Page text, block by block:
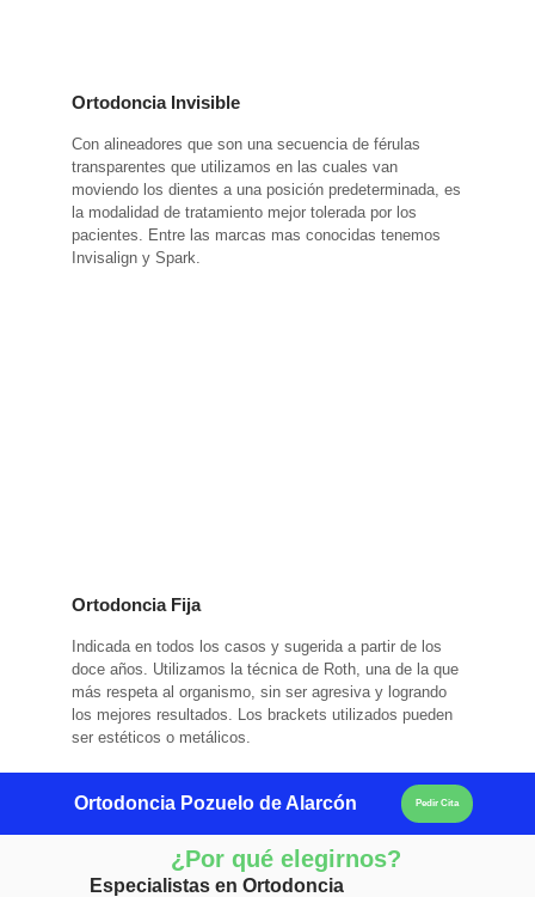
Ortodoncia Invisible
Con alineadores que son una secuencia de férulas
transparentes que utilizamos en las cuales van
moviendo los dientes a una posición predeterminada, es
la modalidad de tratamiento mejor tolerada por los
pacientes. Entre las marcas mas conocidas tenemos
Invisalign y Spark.
Ortodoncia Fija
Indicada en todos los casos y sugerida a partir de los
doce años. Utilizamos la técnica de Roth, una de la que
más respeta al organismo, sin ser agresiva y logrando
los mejores resultados. Los brackets utilizados pueden
ser estéticos o metálicos.
Ortodoncia Pozuelo de Alarcón Pedir Cita
¿Por qué elegirnos?
Especialistas en Ortodoncia